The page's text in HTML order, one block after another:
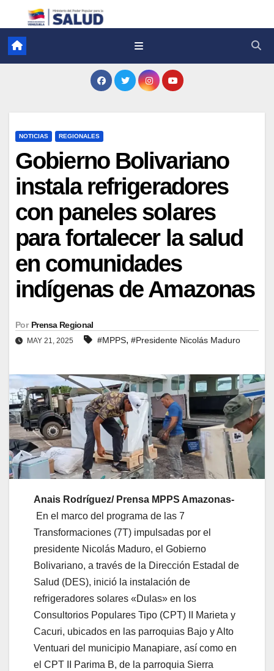
NOTICIAS REGIONALES
Gobierno Bolivariano
instala refrigeradores
con paneles solares
para fortalecer la salud
en comunidades
indígenas de Amazonas
Por Prensa Regional
MAY 21, 2025 #MPPS, #Presidente Nicolás Maduro
Anais Rodríguez/ Prensa MPPS Amazonas-
En el marco del programa de las 7
Transformaciones (7T) impulsadas por el
presidente Nicolás Maduro, el Gobierno
Bolivariano, a través de la Dirección Estadal de
Salud (DES), inició la instalación de
refrigeradores solares «Dulas» en los
Consultorios Populares Tipo (CPT) II Marieta y
Cacuri, ubicados en las parroquias Bajo y Alto
Ventuari del municipio Manapiare, así como en
el CPT II Parima B, de la parroquia Sierra